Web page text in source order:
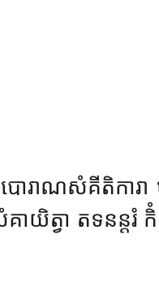
ោរាណសំគីតិការ
យិត្វា តទនន្តរំ